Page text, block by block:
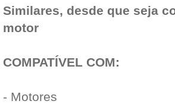
Similares, desde que seja
motor
COMPATÍVEL COM:
- Motores